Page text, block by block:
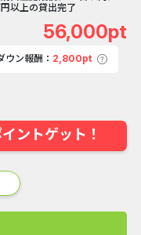
以上の貸出完了
56,000pt
ウン報酬： 2,800pt
ントゲット！